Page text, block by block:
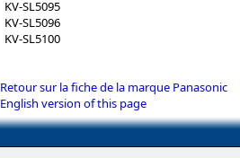
KV-SL5095
KV-SL5096
KV-SL5100
Retour sur la fiche de la marque Panasonic
English version of this page